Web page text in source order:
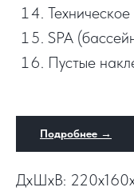
SPA
Пустые
Подробнее →
ДxШxВ: